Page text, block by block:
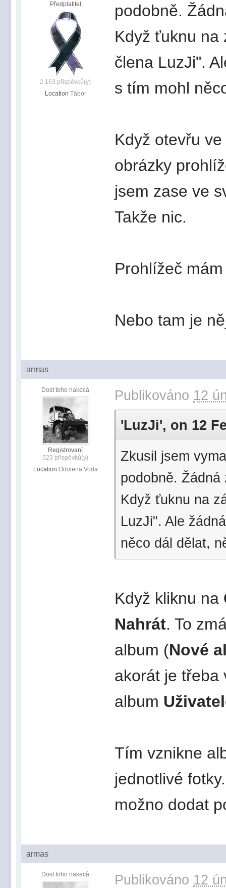
Předplatitel
2 163 příspěvků(y)
Location Tábor
podobně.
Když ťuknu na
člena LuzJi".
s tím mohl
Když otevřu
obrázky
jsem zase ve
Takže nic.
Prohlížeč
Nebo tam je
armas
Dost toho nakecá
Registrovaní
523 příspěvků(y)
Location Odolena Voda
Publikováno 12
'LuzJi', on 12
Zkusil jsem
podobně. Žádná
Když ťuknu na
LuzJi". Ale
něco dál dělat,
Když kliknu na
Nahrát. To
album (Nové
akorát je třeba
album
Tím vznikne
jednotlivé
možno dodat
armas
Dost toho nakecá Publikováno 12